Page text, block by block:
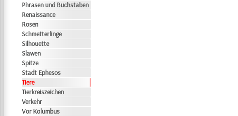
Phrasen und Buchstaben
Renaissance
Rosen
Schmetterlinge
Silhouette
Slawen
Spitze
Stadt Ephesos
Tiere
Tierkreiszeichen
Verkehr
Vor Kolumbus